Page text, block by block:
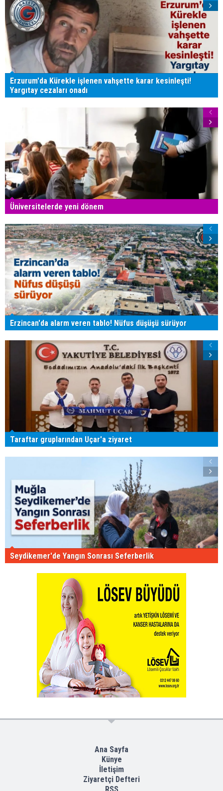
Erzurum'da Kürekle işlenen vahşette karar kesinleşti!
Yargıtay cezaları onadı
Üniversitelerde yeni dönem
Erzincan'da alarm veren tablo! Nüfus düşüşü sürüyor
Taraftar gruplarından Uçar'a ziyaret
Seydikemer'de Yangın Sonrası Seferberlik
Ana Sayfa
Künye
İletişim
Ziyaretçi Defteri